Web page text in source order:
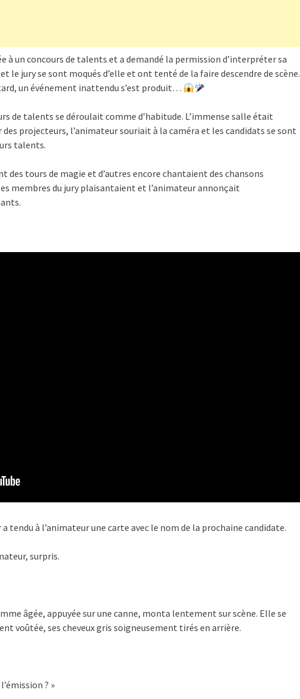
à un concours de talents et a demandé la permission d’interpréter sa
le jury se sont moqués d’elle et ont tenté de la faire descendre de scène.
un événement inattendu s’est produit…
de talents se déroulait comme d’habitude. L’immense salle était
projecteurs, l’animateur souriait à la caméra et les candidats se sont
talents.
des tours de magie et d’autres encore chantaient des chansons
membres du jury plaisantaient et l’animateur annonçait
tendu à l’animateur une carte avec le nom de la prochaine candidate.
surpris.
âgée, appuyée sur une canne, monta lentement sur scène. Elle se
voûtée, ses cheveux gris soigneusement tirés en arrière.
? »